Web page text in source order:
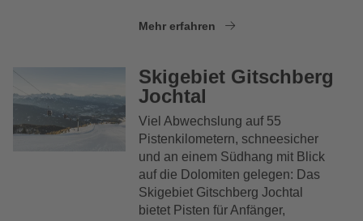
Mehr erfahren
Skigebiet Gitschberg
Jochtal
Viel Abwechslung auf 55
Pistenkilometern, schneesicher
und an einem Südhang mit Blick
auf die Dolomiten gelegen: Das
Skigebiet Gitschberg Jochtal
bietet Pisten für Anfänger,